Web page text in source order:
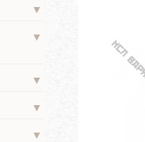
▼
▼
▼
▼
▼